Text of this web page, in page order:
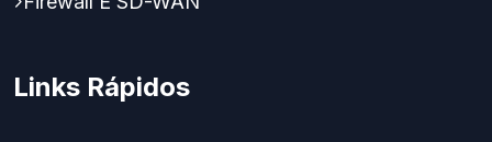
Links Rápidos